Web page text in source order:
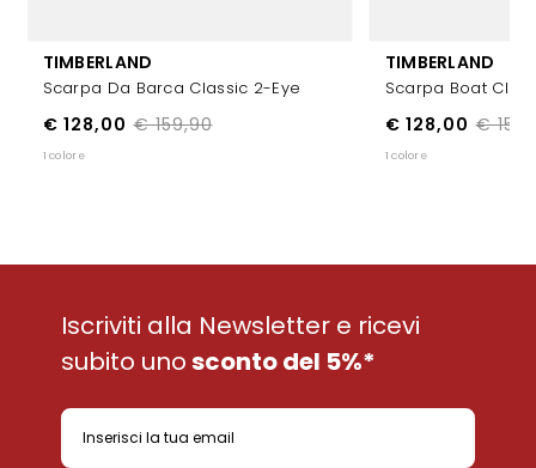
TIMBERLAND
Scarpa Da Barca Classic 2-Eye
€ 159,90
€ 128,00
1 colore
TIMBERLAND
Scarpa Boat
€
€ 128,00
1 colore
Iscriviti alla Newsletter e ricevi
subito unosconto del 5%*